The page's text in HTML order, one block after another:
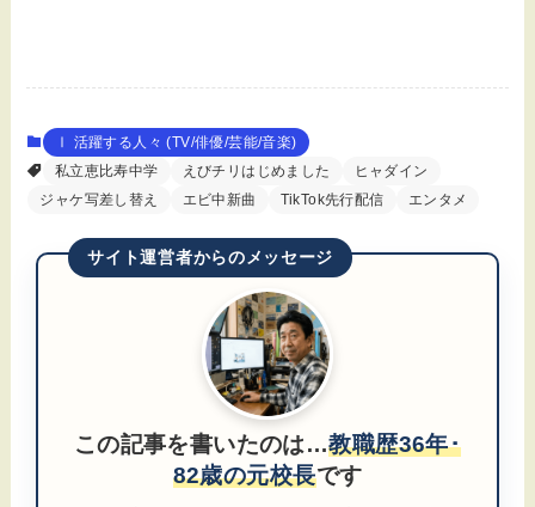
Ⅰ 活躍する人々 (TV/俳優/芸能/音楽)
私立恵比寿中学
えびチリはじめました
ヒャダイン
ジャケ写差し替え
エビ中新曲 TikTok先行配信 エンタメ
サイト運営者からのメッセージ
この記事を書いたのは…教職歴36年･
82歳の元校長です